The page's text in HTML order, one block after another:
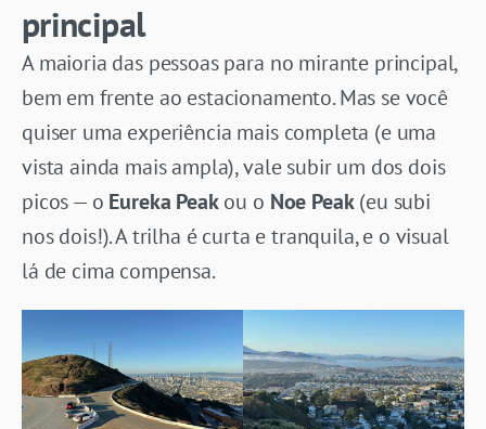
principal
A maioria das pessoas para no mirante principal,
bem em frente ao estacionamento. Mas se você
quiser uma experiência mais completa (e uma
vista ainda mais ampla), vale subir um dos dois
picos — o Eureka Peakou o Noe Peak(eu subi
nos dois!). A trilha é curta e tranquila, e o visual
lá de cima compensa.